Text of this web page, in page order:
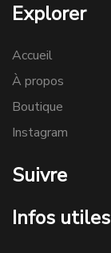
Explorer
Accueil
À propos
Boutique
Instagram
Suivre
Infos utiles